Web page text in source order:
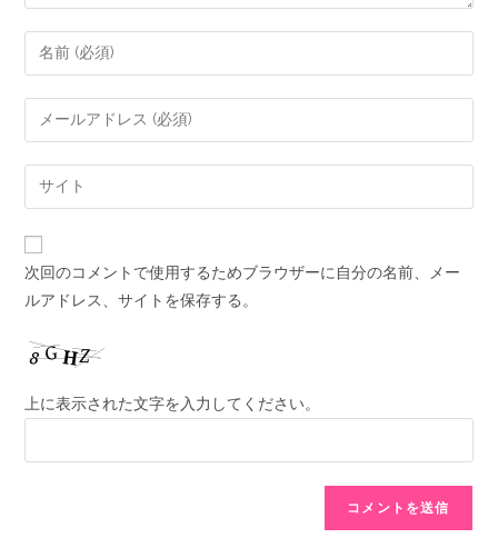
次回のコメントで使用するためブラウザーに自分の名前、メー
ルアドレス、サイトを保存する。
上に表示された文字を入力してください。